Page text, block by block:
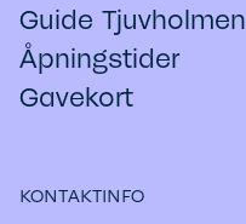
Guide Tjuvholmen
Åpningstider
Gavekort
KONTAKTINFO